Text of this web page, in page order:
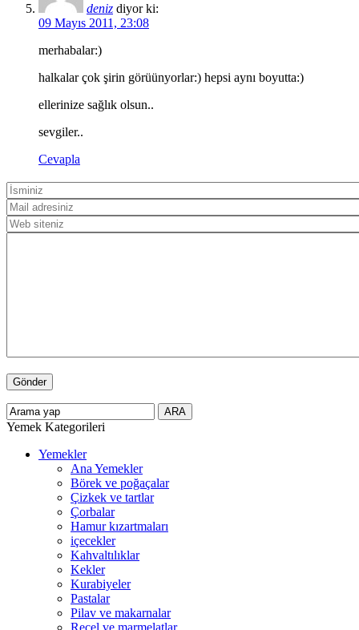
deniz diyor ki:
09 Mayıs 2011, 23:08
merhabalar:)
halkalar çok şirin görüünyorlar:) hepsi aynı boyutta:)
ellerinize sağlık olsun..
sevgiler..
Cevapla
Yemek Kategorileri
Yemekler
Ana Yemekler
Börek ve poğaçalar
Çizkek ve tartlar
Çorbalar
Hamur kızartmaları
içecekler
Kahvaltılıklar
Kekler
Kurabiyeler
Pastalar
Pilav ve makarnalar